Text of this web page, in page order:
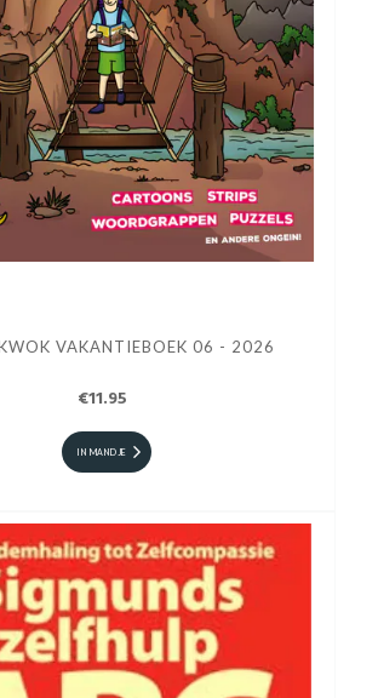
VAKANTIEBOEK 06 - 2026
€11.95
IN MANDJE